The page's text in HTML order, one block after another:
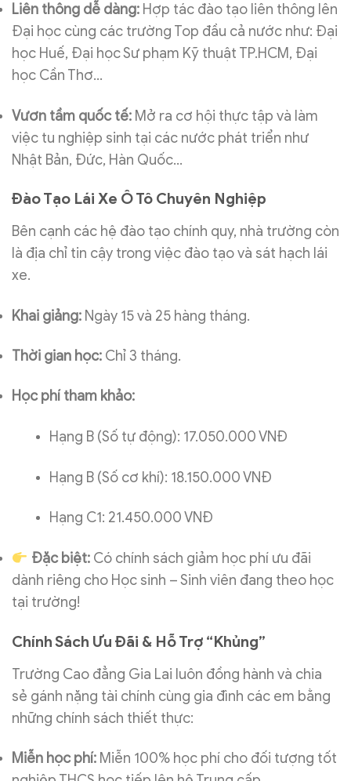
Liên thông dễ dàng: Hợp tác đào tạo liên thông lên
Đại học cùng các trường Top đầu cả nước như: Đại
học Huế, Đại học Sư phạm Kỹ thuật TP.HCM, Đại
học Cần Thơ…
Vươn tầm quốc tế: Mở ra cơ hội thực tập và làm
việc tu nghiệp sinh tại các nước phát triển như
Nhật Bản, Đức, Hàn Quốc…
Đào Tạo Lái Xe Ô Tô Chuyên Nghiệp
Bên cạnh các hệ đào tạo chính quy, nhà trường còn
là địa chỉ tin cậy trong việc đào tạo và sát hạch lái
xe.
Khai giảng: Ngày 15 và 25 hàng tháng.
Thời gian học: Chỉ 3 tháng.
Học phí tham khảo:
Hạng B (Số tự động): 17.050.000 VNĐ
Hạng B (Số cơ khí): 18.150.000 VNĐ
Hạng C1: 21.450.000 VNĐ
Đặc biệt:Có chính sách giảm học phí ưu đãi
dành riêng cho Học sinh – Sinh viên đang theo học
tại trường!
Chính Sách Ưu Đãi & Hỗ Trợ “Khủng”
Trường Cao đẳng Gia Lai luôn đồng hành và chia
sẻ gánh nặng tài chính cùng gia đình các em bằng
những chính sách thiết thực:
Miễn học phí: Miễn 100% học phí cho đối tượng tốt